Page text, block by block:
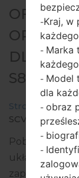
DLA:
S8
Strona
Pobierz
zapomnij
-Kraj, w
- Marka
- Model
dla
- obraz
-
-